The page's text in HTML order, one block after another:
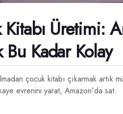
Üretimi:
Bu Kadar Kolay
çocuk kitabı çıkarmak
evrenini yarat, Amazon'da sat.